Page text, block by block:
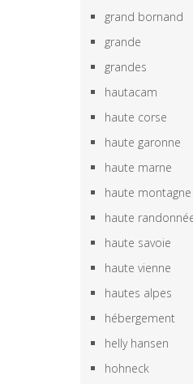
grand bornand
grande
grandes
hautacam
haute corse
haute garonne
haute marne
haute montagne
haute
haute savoie
haute vienne
hautes alpes
hébergement
helly hansen
hohneck